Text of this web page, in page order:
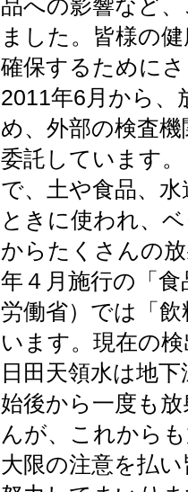
品への影響など
ました。皆様の
確保するために
2011年6月から、
め、外部の検査
委託しています
で、土や食品、
ときに使われ、
からたくさんの
年４月施行の「
労働省）では「
います。現在の
日田天領水は地
始後から一度も
んが、これから
大限の注意を払